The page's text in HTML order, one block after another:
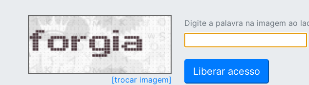
[trocar imagem]
Digite a palavra na imagem ao